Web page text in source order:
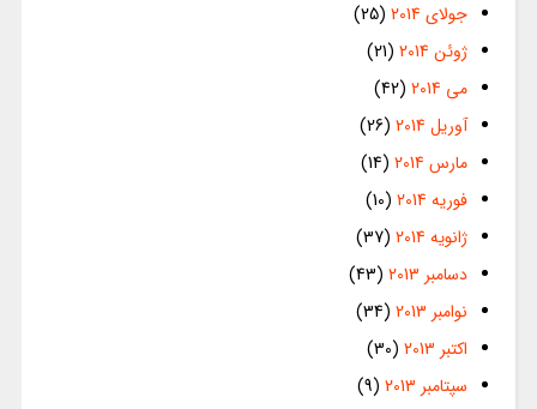
جولای 2014
(25)
ژوئن 2014
(21)
می 2014
(42)
آوریل 2014
(26)
مارس 2014
(14)
فوریه 2014
(10)
ژانویه 2014
(37)
دسامبر 2013
(43)
نوامبر 2013
(34)
اکتبر 2013
(30)
سپتامبر 2013
(9)